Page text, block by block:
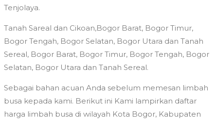
Tenjolaya.
Tanah Sareal dan Cikoan,Bogor Barat, Bogor Timur,
Bogor Tengah, Bogor Selatan, Bogor Utara dan Tanah
Sereal, Bogor Barat, Bogor Timur, Bogor Tengah, Bogor
Selatan, Bogor Utara dan Tanah Sereal.
Sebagai bahan acuan Anda sebelum memesan limbah
busa kepada kami. Berikut ini Kami lampirkan daftar
harga limbah busa di wilayah Kota Bogor, Kabupaten